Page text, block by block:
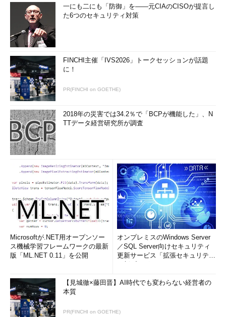
一にも二にも「防御」を――元CIAのCISOが提言し
た6つのセキュリティ対策
FINCHI主催「IVS2026」トークセッションが話題
に！
PR(FINCHI on GOETHE)
2018年の災害では34.2％で「BCPが機能した」、N
TTデータ経営研究所が調査
Microsoftが.NET用オープンソー
ス機械学習フレームワークの最新
版「ML.NET 0.11」を公開
オンプレミスのWindows Server
／SQL Server向けセキュリティ
更新サービス「拡張セキュリティ
【見城徹×藤田晋】AI時代でも変わらない経営者の
本質
PR(FINCHI on GOETHE)